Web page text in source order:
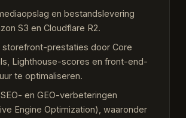
en bestandslevering
S3 en Cloudflare R2.
storefront-prestaties door Core
Lighthouse-scores en front-end-
te optimaliseren.
en GEO-verbeteringen
Engine Optimization), waaronder